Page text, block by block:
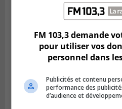
BROSSARD
Publié le 2 août 2026 à 23h04
Rappel de quatre
Brossard
FM 103,3 demande
pour utiliser vos
personnel dans
Publicités et contenu
performance des
d’audience et